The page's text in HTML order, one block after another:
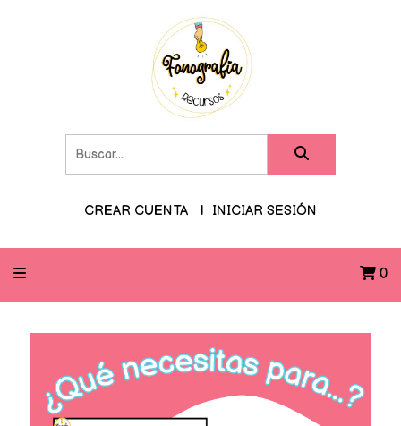
CREAR CUENTA INICIAR SESIÓN
0